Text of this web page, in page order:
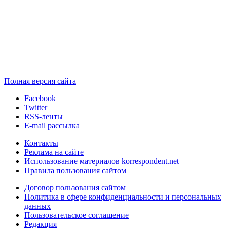
Полная версия сайта
Facebook
Twitter
RSS-ленты
E-mail рассылка
Контакты
Реклама на сайте
Использование материалов korrespondent.net
Правила пользования сайтом
Договор пользования сайтом
Политика в сфере конфиденциальности и персональных
данных
Пользовательское соглашение
Редакция